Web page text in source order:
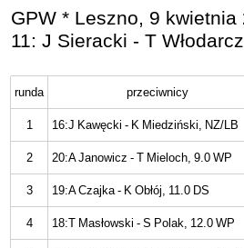
GPW * Leszno, 9 kwietnia
11: J Sieracki - T
runda przeciwnicy
1 16:J Kawęcki - K Miedziński, NZ/LB
2
20:A Janowicz - T Mieloch, 9.0 WP
3
19:A Czajka - K Obłój, 11.0 DS
4
18:T Masłowski - S Polak, 12.0 WP